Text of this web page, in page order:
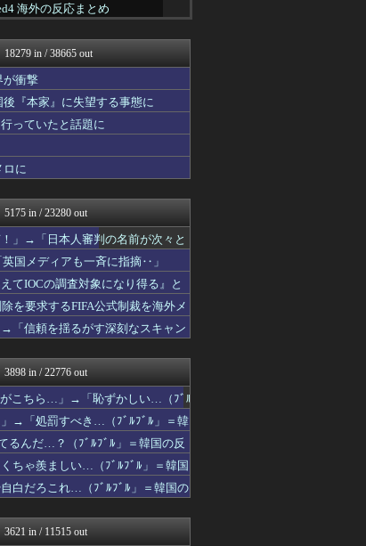
海外の反応まとめ
ニュース反応まとめ
チカン！
の憂鬱 海外・韓国の反...
アル
トークログ
メニージャパン！
の万国反応記＠海外の反...
はグーチョキパー
ランドボール 翻訳
カン！
ールドサッカーファン 海...
な知ってた？【海外の反...
さんいらっしゃい 海外...
の反応 お隣速報
パゴスジャパン - 海...
悪いの？【海外の反応】
ニュース反応まとめ
カン！
のお前ら 海外の反応
ウメニージャパン！
っと翻訳
の憂鬱 海外・韓国の反...
の反応スポーツ
なニュースにでくわした
トークログ
はグーチョキパー
Reddit まと...
カン！
ーヒーと翻訳
18279 in / 38665 out
が衝撃
『本家』に失望する事態に
っていたと話題に
ロに
5175 in / 23280 out
」→「日本人審判の名前が次々と
国メディアも一斉に指摘‥」
てIOCの調査対象になり得る』と
を要求するFIFA公式制裁を海外メ
「信頼を揺るがす深刻なスキャン
3898 in / 22776 out
がこちら…」→「恥ずかしい…（ﾌﾞﾙ
→「処罰すべき…（ﾌﾞﾙﾌﾞﾙ」＝韓
るんだ…？（ﾌﾞﾙﾌﾞﾙ」＝韓国の反
ちゃ羨ましい…（ﾌﾞﾙﾌﾞﾙ」＝韓国
白だろこれ…（ﾌﾞﾙﾌﾞﾙ」＝韓国の
3621 in / 11515 out